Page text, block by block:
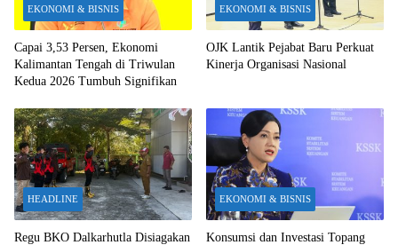
EKONOMI & BISNIS
Capai 3,53 Persen, Ekonomi
Kalimantan Tengah di Triwulan
Kedua 2026 Tumbuh Signifikan
EKONOMI & BISNIS
OJK Lantik Pejabat Baru Perkuat
Kinerja Organisasi Nasional
HEADLINE
Regu BKO Dalkarhutla Disiagakan
EKONOMI & BISNIS
Konsumsi dan Investasi Topang